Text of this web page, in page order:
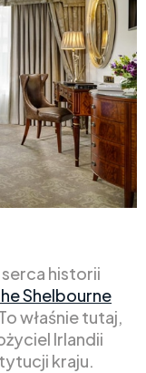
historii
Shelbourne
właśnie tutaj,
Irlandii
kraju.